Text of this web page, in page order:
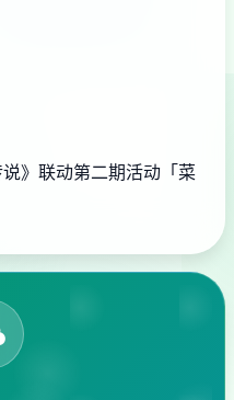
》联动第二期活动「菜